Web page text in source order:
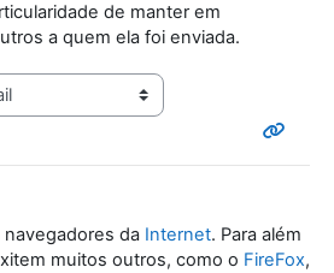
de manter em
a quem ela foi enviada.
navegadores da Internet. Para além
muitos outros, como o FireFox,